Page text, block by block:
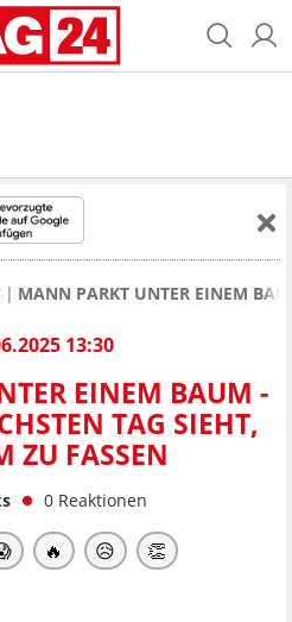
MANN PARKT UNTER EINEM
13:30
EINEM BAUM -
TAG SIEHT,
ZU FASSEN
0 Reaktionen
🔥 😥 👏